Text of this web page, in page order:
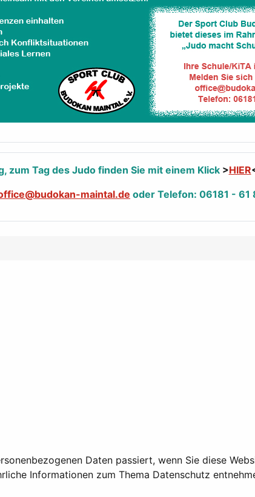
zum Tag des Judo finden Sie mit einem Klick>HIER
maintal.de oder Telefon: 06181 - 61
Daten passiert, wenn Sie diese
Informationen zum Thema Datenschutz